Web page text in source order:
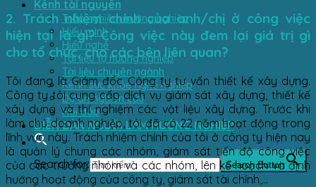
Kênh tài nguyên
Trắc nghiệm hướng nghiệp
Hiểu mình
Hiểu nghề
Tài liệu tự hướng nghiệp
Tài liệu chuyên ngành
Kênh sức khỏe nghề nghiệp
Dự án nghiên cứu
Hỏi đáp
DIỄN ĐÀN NGƯỜI LÀM HƯỚNG NGHIỆP
Search for: Search Button
2. Trách nhiệm chính của anh/chị ở công việc
hiện tại là gì? Công việc này đem lại giá trị gì
cho tổ chức, cho các bên liên quan?
Tôi đang là Giám đốc Công ty tư vấn thiết kế xây dựng.
Công ty tôi cung cấp dịch vụ giám sát xây dựng, thiết kế
xây dựng và thí nghiệm các vật liệu xây dựng. Trước khi
làm chủ doanh nghiệp, tôi đã có 22 năm hoạt động trong
lĩnh vực này. Trách nhiệm chính của tôi ở công ty hiện nay
là quản lý chung các nhóm, giám sát tiến độ công việc
của các trưởng nhóm và các nhóm, lên kế hoạch và định
hướng hoạt động của công ty, giám sát tài chính,…